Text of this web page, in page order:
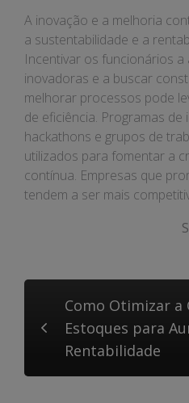
A inovação e a melhoria
a sustentabilidade e a
Incentivar os funcionários a
inovadoras e a buscar
melhorar processos pode
de eficiência. Programas de
hackathons e grupos de
utilizados para fomentar a
contínua. Empresas que
tendem a ser mais
Como Otimizar a
Estoques para
Rentabilidade